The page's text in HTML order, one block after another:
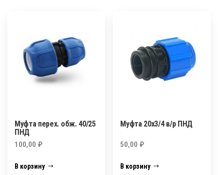
Муфта перех. обж. 40/25
ПНД
100,00 ₽
В корзину
Муфта 20х3/4 в/р ПНД
50,00₽
В корзину